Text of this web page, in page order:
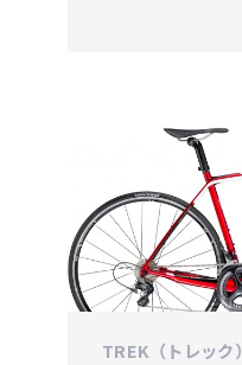
TREK（トレック）